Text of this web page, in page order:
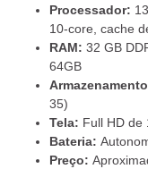
Processador:
10-core, cache
RAM: 32 GB
64GB
35)
Tela: Full HD de
Bateria:
Preço: